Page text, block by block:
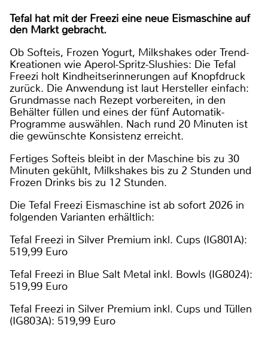
Tefal hat mit der Freezi eine neue Eismaschine auf
den Markt gebracht.
Ob Softeis, Frozen Yogurt, Milkshakes oder Trend-
Kreationen wie Aperol-Spritz-Slushies: Die Tefal
Freezi holt Kindheitserinnerungen auf Knopfdruck
zurück. Die Anwendung ist laut Hersteller einfach:
Grundmasse nach Rezept vorbereiten, in den
Behälter füllen und eines der fünf Automatik-
Programme auswählen. Nach rund 20 Minuten ist
die gewünschte Konsistenz erreicht.
Fertiges Softeis bleibt in der Maschine bis zu 30
Minuten gekühlt, Milkshakes bis zu 2 Stunden und
Frozen Drinks bis zu 12 Stunden.
Die Tefal Freezi Eismaschine ist ab sofort 2026 in
folgenden Varianten erhältlich:
Tefal Freezi in Silver Premium inkl. Cups (IG801A):
519,99 Euro
Tefal Freezi in Blue Salt Metal inkl. Bowls (IG8024):
519,99 Euro
Tefal Freezi in Silver Premium inkl. Cups und Tüllen
(IG803A): 519,99 Euro